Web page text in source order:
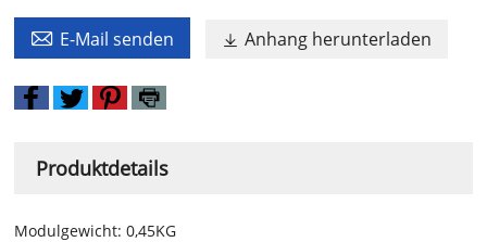
 E-Mail senden  Anhang herunterladen
Produktdetails
Modulgewicht: 0,45KG